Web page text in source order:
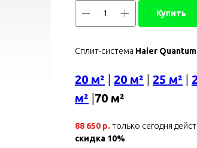
Купить
Сплит-система Haier
20 м² 20 м² 25 м²
м² 70 м²
88 650 р. только сегодня
скидка 10%